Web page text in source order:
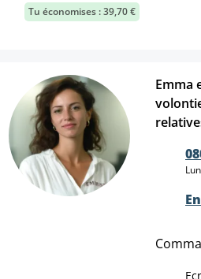
Tu économises : 39,70 €
Emma